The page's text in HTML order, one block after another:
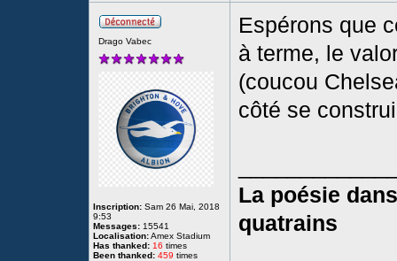
Drago Vabec
Inscription: Sam 26 Mai, 2018
9:53
Messages: 15541
Localisation:Amex Stadium
Has thanked: 16 times
Been thanked: 459 times
Espérons que
à terme, le
(coucou
côté se
La poésie
quatrains